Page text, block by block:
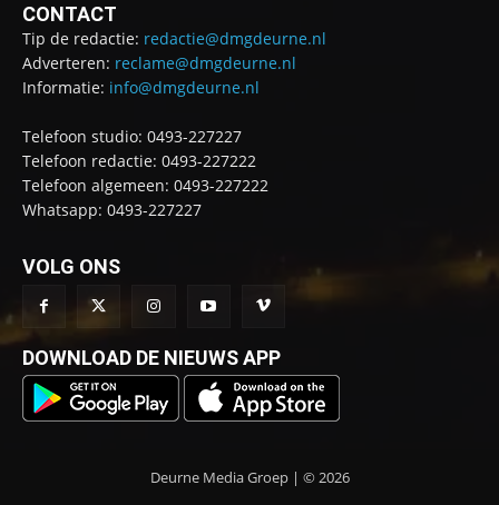
CONTACT
Tip de redactie: redactie@dmgdeurne.nl
Adverteren: reclame@dmgdeurne.nl
Informatie: info@dmgdeurne.nl
Telefoon studio: 0493-227227
Telefoon redactie: 0493-227222
Telefoon algemeen: 0493-227222
Whatsapp: 0493-227227
VOLG ONS
DOWNLOAD DE NIEUWS APP
Deurne Media Groep | © 2026